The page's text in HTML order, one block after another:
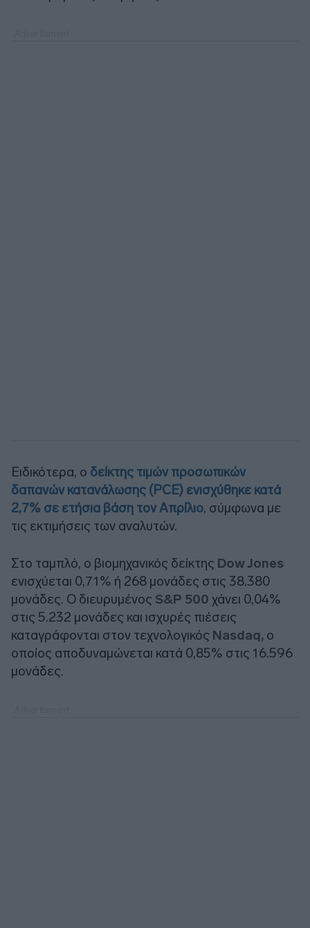
Ειδικότερα, ο δείκτης τιμών προσωπικών
δαπανών κατανάλωσης (PCE) ενισχύθηκε κατά
2,7% σε ετήσια βάση τον Απρίλιο, σύμφωνα με
τις εκτιμήσεις των αναλυτών.
Στο ταμπλό, ο βιομηχανικός δείκτης Dow Jones
ενισχύεται 0,71% ή 268 μονάδες στις 38.380
μονάδες. Ο διευρυμένος S&P 500 χάνει 0,04%
στις 5.232 μονάδες και ισχυρές πιέσεις
καταγράφονται στον τεχνολογικός Nasdaq, ο
οποίος αποδυναμώνεται κατά 0,85% στις 16.596
μονάδες.